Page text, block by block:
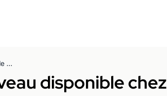
L'offre Triple Play à 19.90€ est à nouveau disponible chez Numéricable
disponible chez